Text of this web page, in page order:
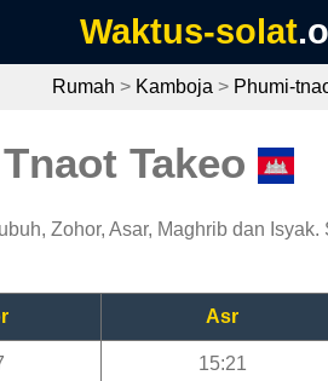
Waktus-solat
Rumah > Kamboja > Phumi-
Takeo
Zohor, Asar, Maghrib dan
Asr
15:21